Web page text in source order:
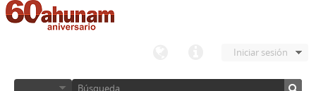
Iniciar sesión